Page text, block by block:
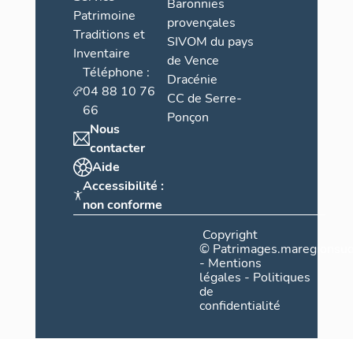
Patrimoine
Traditions et
Inventaire
Téléphone :
04 88 10 76
66
Nous
contacter
Aide
Accessibilité :
non conforme
Baronnies
provençales
SIVOM du pays
de Vence
Dracénie
CC de Serre-
Ponçon
Copyright
©
- Mentions
légales - Politiques
de
confidentialité